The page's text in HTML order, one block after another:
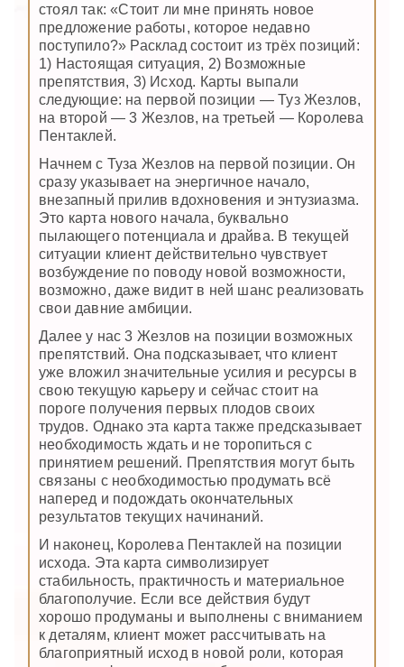
стоял так: «Стоит ли мне принять новое
предложение работы, которое недавно
поступило?» Расклад состоит из трёх позиций:
1) Настоящая ситуация, 2) Возможные
препятствия, 3) Исход. Карты выпали
следующие: на первой позиции — Туз Жезлов,
на второй — 3 Жезлов, на третьей — Королева
Пентаклей.
Начнем с Туза Жезлов на первой позиции. Он
сразу указывает на энергичное начало,
внезапный прилив вдохновения и энтузиазма.
Это карта нового начала, буквально
пылающего потенциала и драйва. В текущей
ситуации клиент действительно чувствует
возбуждение по поводу новой возможности,
возможно, даже видит в ней шанс реализовать
свои давние амбиции.
Далее у нас 3 Жезлов на позиции возможных
препятствий. Она подсказывает, что клиент
уже вложил значительные усилия и ресурсы в
свою текущую карьеру и сейчас стоит на
пороге получения первых плодов своих
трудов. Однако эта карта также предсказывает
необходимость ждать и не торопиться с
принятием решений. Препятствия могут быть
связаны с необходимостью продумать всё
наперед и подождать окончательных
результатов текущих начинаний.
И наконец, Королева Пентаклей на позиции
исхода. Эта карта символизирует
стабильность, практичность и материальное
благополучие. Если все действия будут
хорошо продуманы и выполнены с вниманием
к деталям, клиент может рассчитывать на
благоприятный исход в новой роли, которая